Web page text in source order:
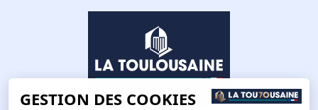
GESTION DES COOKIES